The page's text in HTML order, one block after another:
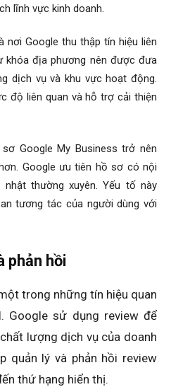
lĩnh vực kinh doanh.
nơi Google thu thập tín hiệu liên
khóa địa phương nên được đưa
dịch vụ và khu vực hoạt động.
độ liên quan và hỗ trợ cải thiện
Google My Business trở nên
Google ưu tiên hồ sơ có nội
thường xuyên. Yếu tố này
tương tác của người dùng với
phản hồi
trong những tín hiệu quan
Google sử dụng review để
lượng dịch vụ của doanh
quản lý và phản hồi review
thứ hạng hiển thị.